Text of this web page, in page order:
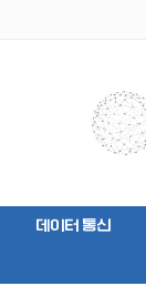
데이터 통신